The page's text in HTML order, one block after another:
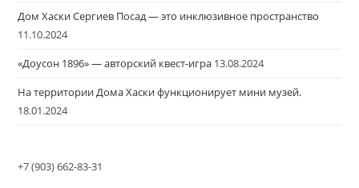
Дом Хаски Сергиев Посад — это инклюзивное пространство
11.10.2024
«Доусон 1896» — авторский квест-игра 13.08.2024
На территории Дома Хаски функционирует мини музей.
18.01.2024
+7 (903) 662-83-31